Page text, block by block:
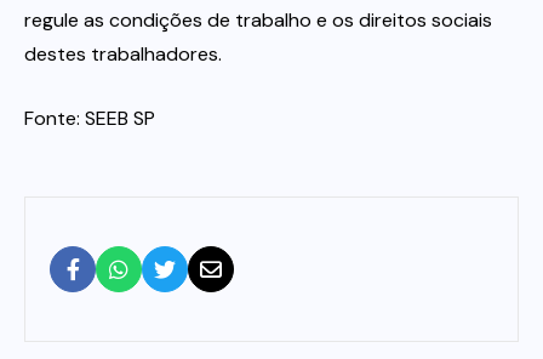
regule as condições de trabalho e os direitos sociais
destes trabalhadores.
Fonte: SEEB SP